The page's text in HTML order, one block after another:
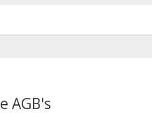
AGB's